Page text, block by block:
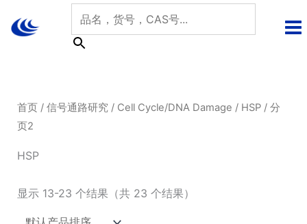
首页/ 信号通路研究/ Cell Cycle/DNA Damage / HSP/ 分
页2
HSP
显示 13-23 个结果（共 23 个结果）